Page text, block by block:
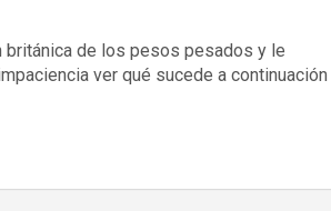
británica de los pesos pesados y le
ver qué sucede a continuación